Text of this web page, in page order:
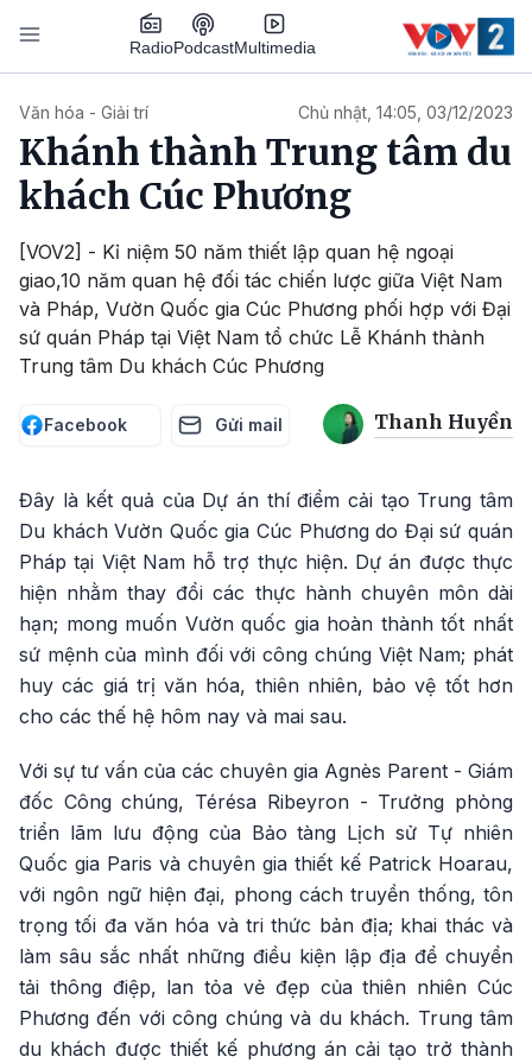
Nhảy đến nội dung
RadioPodcastMultimedia
Văn hóa - Giải trí Chủ nhật, 14:05, 03/12/2023
Khánh thành Trung tâm du
khách Cúc Phương
[VOV2] - Kỉ niệm 50 năm thiết lập quan hệ ngoại
giao,10 năm quan hệ đối tác chiến lược giữa Việt Nam
và Pháp, Vườn Quốc gia Cúc Phương phối hợp với Đại
sứ quán Pháp tại Việt Nam tổ chức Lễ Khánh thành
Trung tâm Du khách Cúc Phương
Facebook Gửi mail Thanh Huyền
Đây là kết quả của Dự án thí điểm cải tạo Trung tâm
Du khách Vườn Quốc gia Cúc Phương do Đại sứ quán
Pháp tại Việt Nam hỗ trợ thực hiện. Dự án được thực
hiện nhằm thay đổi các thực hành chuyên môn dài
hạn; mong muốn Vườn quốc gia hoàn thành tốt nhất
sứ mệnh của mình đối với công chúng Việt Nam; phát
huy các giá trị văn hóa, thiên nhiên, bảo vệ tốt hơn
cho các thế hệ hôm nay và mai sau.
Với sự tư vấn của các chuyên gia Agnès Parent - Giám
đốc Công chúng, Térésa Ribeyron - Trưởng phòng
triển lãm lưu động của Bảo tàng Lịch sử Tự nhiên
Quốc gia Paris và chuyên gia thiết kế Patrick Hoarau,
với ngôn ngữ hiện đại, phong cách truyền thống, tôn
trọng tối đa văn hóa và tri thức bản địa; khai thác và
làm sâu sắc nhất những điều kiện lập địa để chuyển
tải thông điệp, lan tỏa vẻ đẹp của thiên nhiên Cúc
Phương đến với công chúng và du khách. Trung tâm
du khách được thiết kế phương án cải tạo trở thành